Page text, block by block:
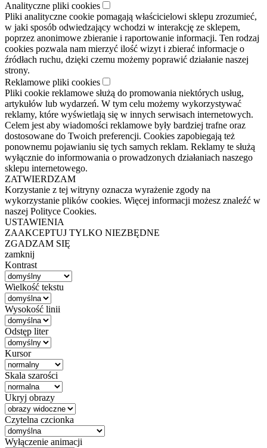
Analityczne pliki cookies
Pliki analityczne cookie pomagają właścicielowi sklepu zrozumieć,
w jaki sposób odwiedzający wchodzi w interakcję ze sklepem,
poprzez anonimowe zbieranie i raportowanie informacji. Ten rodzaj
cookies pozwala nam mierzyć ilość wizyt i zbierać informacje o
źródłach ruchu, dzięki czemu możemy poprawić działanie naszej
strony.
Reklamowe pliki cookies
Pliki cookie reklamowe służą do promowania niektórych usług,
artykułów lub wydarzeń. W tym celu możemy wykorzystywać
reklamy, które wyświetlają się w innych serwisach internetowych.
Celem jest aby wiadomości reklamowe były bardziej trafne oraz
dostosowane do Twoich preferencji. Cookies zapobiegają też
ponownemu pojawianiu się tych samych reklam. Reklamy te służą
wyłącznie do informowania o prowadzonych działaniach naszego
sklepu internetowego.
ZATWIERDZAM
Korzystanie z tej witryny oznacza wyrażenie zgody na
wykorzystanie plików cookies. Więcej informacji możesz znaleźć w
naszej Polityce Cookies.
USTAWIENIA
ZAAKCEPTUJ TYLKO NIEZBĘDNE
ZGADZAM SIĘ
zamknij
Kontrast
Wielkość tekstu
Wysokość linii
Odstęp liter
Kursor
Skala szarości
Ukryj obrazy
Czytelna czcionka
Wyłączenie animacji